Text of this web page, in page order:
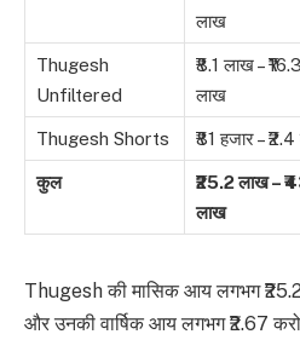
लाख
Thugesh
Unfiltered
₹8.1 लाख – ₹16.3
लाख
Thugesh Shorts ₹81 हजार –
कुल
₹25.2 लाख –
लाख
Thugesh की मासिक आय लगभग
और उनकी वार्षिक आय लगभग ₹2.67